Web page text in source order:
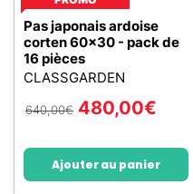
Pas japonais ardoise
corten 60x30 - pack de
16 pièces
CLASSGARDEN
640,00€ 480,00€
Ajouter au panier